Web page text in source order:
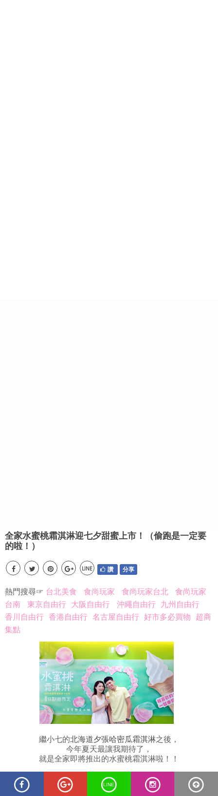
全家水蜜桃霜淇淋迎七夕甜蜜上市！（偷跑是一定要
的啦！）
LINE 讚 分享
熱門搜尋☞ 台北美食 食尚玩家 食尚玩家台北
食尚玩家
台南
東京自由行 大阪自由行 沖繩自由行 九州自由行
香川自由行 香港自由行 名古屋自由行 好市多必買物 超商
集點
繼小七的北海道夕張哈密瓜霜淇淋之後，
今年夏天最讓我期待了，
就是全家即將推出的水蜜桃霜淇淋啦！！
前陣子4天3夜瘋狂環台旅遊行經台南，
看到義成水果店櫥窗裡那粉嫩嫩的水蜜桃時，
LINE